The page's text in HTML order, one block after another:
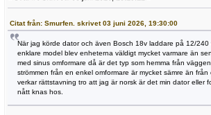
Citat från: Smurfen. skrivet 03 juni 2026, 19:30:00
När jag körde dator och även Bosch 18v laddare på 12/240
enklare model blev enheterna väldigt mycket varmare än
med sinus omformare då är det typ som hemma från
strömmen från en enkel omformare är mycket sämre än från
verkar rättstavning tro att jag är norsk är det min dator eller
nått knas hos.